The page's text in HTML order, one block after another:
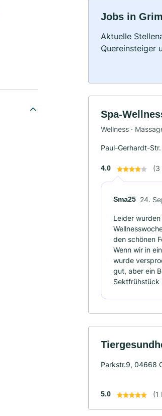
Jobs in
Aktuelle
Quereinsteiger
Spa-
Wellness ·
Paul-Gerhardt-
4.0 (3
Sma25 24.
Leider
den schönen
Wenn wir in
wurde
gut, aber ein
Sektfrühstück
Parkstr.9, 04668
5.0 (1